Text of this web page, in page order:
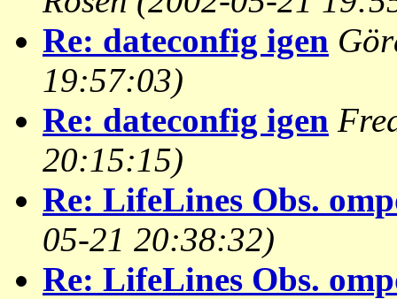
Re: dateconfig igen
19:57:03)
Re: dateconfig igen
20:15:15)
Re: LifeLines Obs.
05-21 20:38:32)
Re: LifeLines Obs.